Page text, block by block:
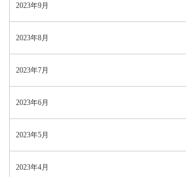
2023年9月
2023年8月
2023年7月
2023年6月
2023年5月
2023年4月